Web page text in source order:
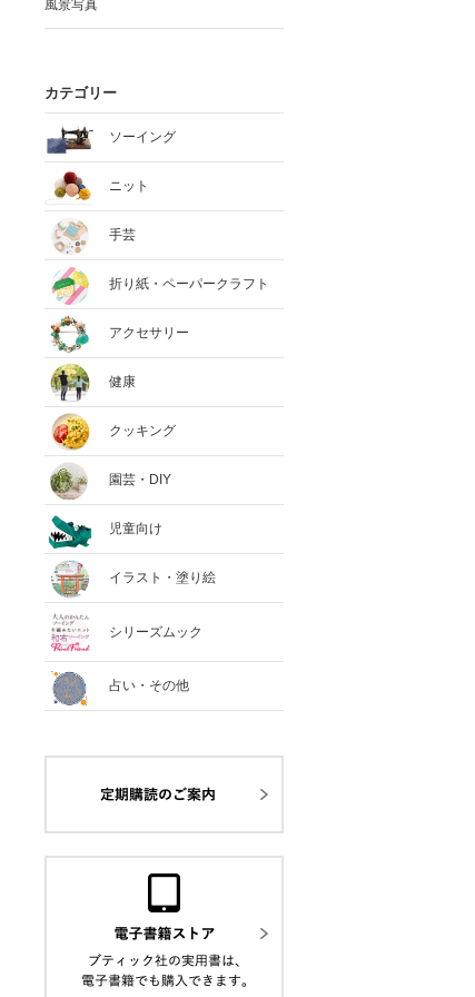
風景写真
カテゴリー
ソーイング
ニット
手芸
折り紙・ペーパークラフト
アクセサリー
健康
クッキング
園芸・DIY
児童向け
イラスト・塗り絵
シリーズムック
占い・その他